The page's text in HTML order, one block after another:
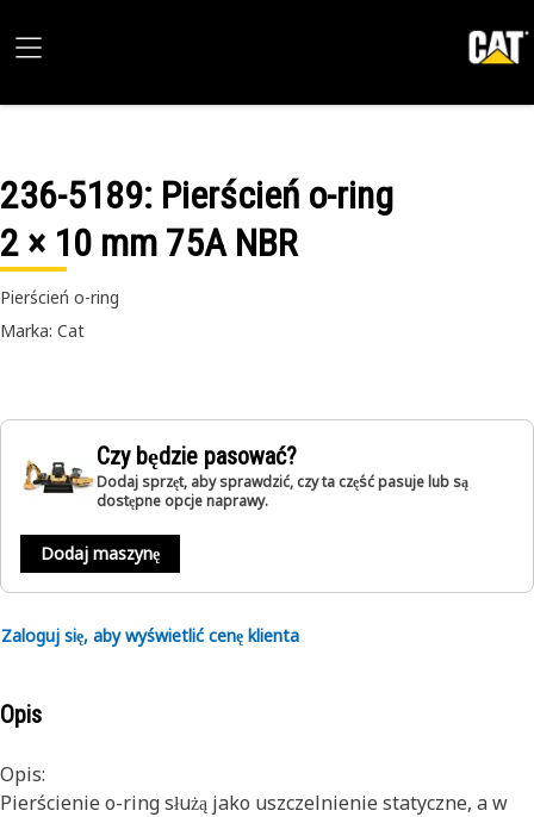
236-5189: Pierścień o-ring
2 × 10 mm 75A NBR
Pierścień o-ring
Marka: Cat
Czy będzie pasować?
Dodaj sprzęt, aby sprawdzić, czy ta część pasuje lub są
dostępne opcje naprawy.
Dodaj maszynę
Zaloguj się, aby wyświetlić cenę klienta
Opis
Opis:
Pierścienie o-ring służą jako uszczelnienie statyczne, a w